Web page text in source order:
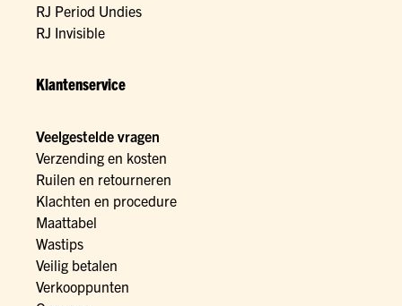
RJ Period Undies
RJ Invisible
Klantenservice
Veelgestelde vragen
Verzending en kosten
Ruilen en retourneren
Klachten en procedure
Maattabel
Wastips
Veilig betalen
Verkooppunten